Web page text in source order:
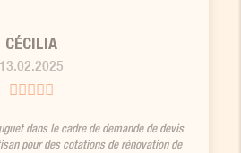
CÉCILIA
13.02.2025
dans le cadre de demande de devis
pour des cotations de rénovation de